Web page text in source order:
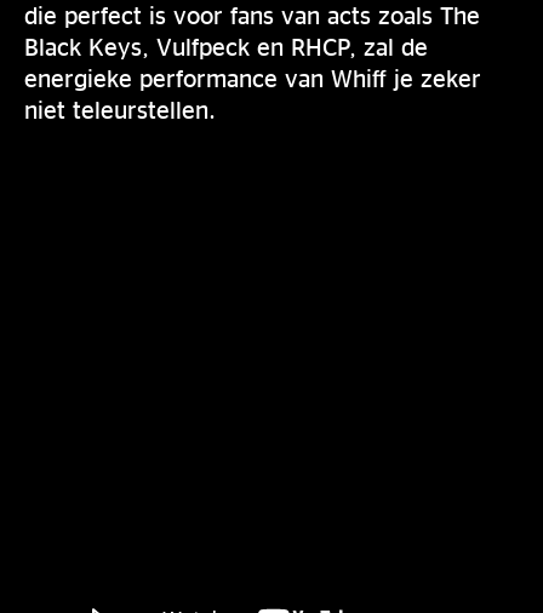
die perfect is voor fans van acts zoals The
Black Keys, Vulfpeck en RHCP, zal de
energieke performance van Whiff je zeker
niet teleurstellen.